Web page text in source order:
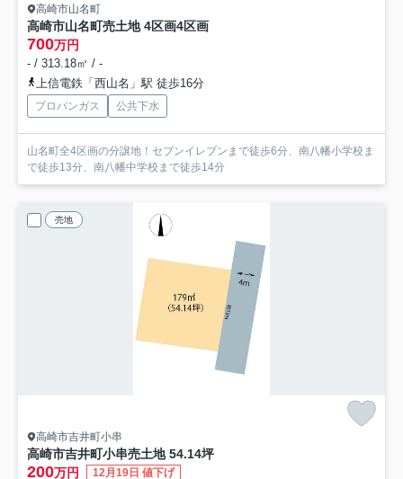
高崎市山名町
高崎市山名町売土地 4区画4区画
700万円
- / 313.18㎡ / -
上信電鉄「西山名」駅 徒歩16分
プロパンガス 公共下水
山名町全4区画の分譲地！セブンイレブンまで徒歩6分、南八幡小学校ま
で徒歩13分、南八幡中学校まで徒歩14分
売地
高崎市吉井町小串
高崎市吉井町小串売土地 54.14坪
200万円 12月19日 値下げ